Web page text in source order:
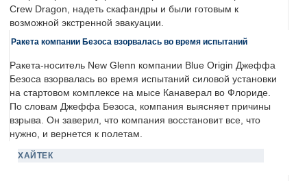
Crew Dragon, надеть скафандры и были готовым к
возможной экстренной эвакуации.
Ракета компании Безоса взорвалась во время испытаний
Ракета-носитель New Glenn компании Blue Origin Джеффа
Безоса взорвалась во время испытаний силовой установки
на стартовом комплексе на мысе Канаверал во Флориде.
По словам Джеффа Безоса, компания выясняет причины
взрыва. Он заверил, что компания восстановит все, что
нужно, и вернется к полетам.
ХАЙТЕК